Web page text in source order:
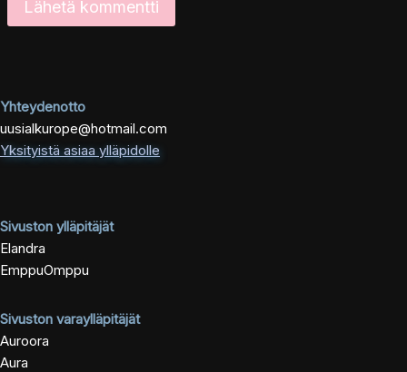
Yhteydenotto
uusialkurope@hotmail.com
Yksityistä asiaa ylläpidolle
Sivuston ylläpitäjät
Elandra
EmppuOmppu
Sivuston varaylläpitäjät
Auroora
Aura